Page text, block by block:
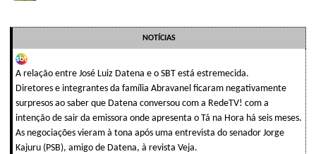
NOTÍCIAS
A relação entre José Luiz Datena e o SBT está estremecida.
Diretores e integrantes da família Abravanel ficaram negativamente
surpresos ao saber que Datena conversou com a RedeTV! com a
intenção de sair da emissora onde apresenta o Tá na Hora há seis meses.
As negociações vieram à tona após uma entrevista do senador Jorge
Kajuru (PSB), amigo de Datena, à revista Veja.